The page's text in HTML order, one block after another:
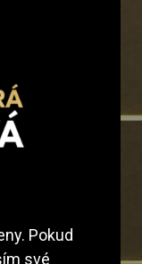
Pokud
své